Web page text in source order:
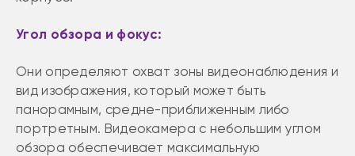
Угол обзора и фокус:
Они определяют охват зоны видеонаблюдения и
вид изображения, который может быть
панорамным, средне-приближенным либо
портретным. Видеокамера с небольшим углом
обзора обеспечивает максимальную